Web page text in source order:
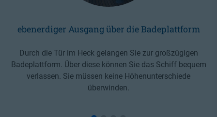
ebenerdiger Ausgang über die Badeplattform
Durch die Tür im Heck gelangen Sie zur großzügigen
Badeplattform. Über diese können Sie das Schiff bequem
verlassen. Sie müssen keine Höhenunterschiede
überwinden.